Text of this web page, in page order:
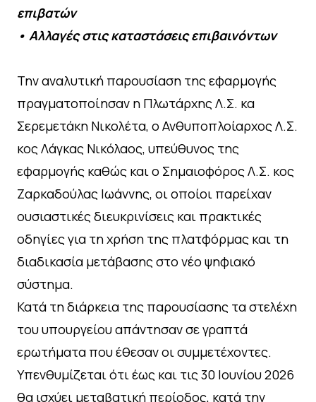
επιβατών
• Αλλαγές στις καταστάσεις επιβαινόντων
Την αναλυτική παρουσίαση της εφαρμογής
πραγματοποίησαν η Πλωτάρχης Λ.Σ. κα
Σερεμετάκη Νικολέτα, ο Ανθυποπλοίαρχος Λ.Σ.
κος Λάγκας Νικόλαος, υπεύθυνος της
εφαρμογής καθώς και ο Σημαιοφόρος Λ.Σ. κος
Ζαρκαδούλας Ιωάννης, οι οποίοι παρείχαν
ουσιαστικές διευκρινίσεις και πρακτικές
οδηγίες για τη χρήση της πλατφόρμας και τη
διαδικασία μετάβασης στο νέο ψηφιακό
σύστημα.
Κατά τη διάρκεια της παρουσίασης τα στελέχη
του υπουργείου απάντησαν σε γραπτά
ερωτήματα που έθεσαν οι συμμετέχοντες.
Υπενθυμίζεται ότι έως και τις 30 Ιουνίου 2026
θα ισχύει μεταβατική περίοδος, κατά την